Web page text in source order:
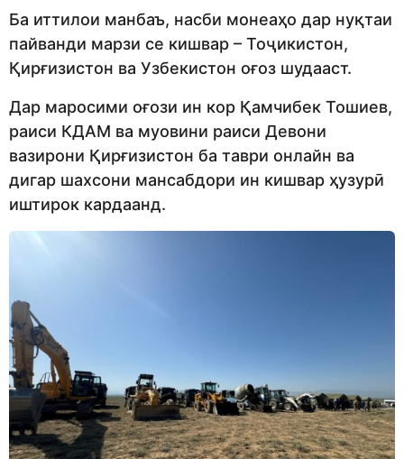
Ба иттилои манбаъ, насби монеаҳо дар нуқтаи
пайванди марзи се кишвар – Тоҷикистон,
Қирғизистон ва Узбекистон оғоз шудааст.
Дар маросими оғози ин кор Қамчибек Тошиев,
раиси КДАМ ва муовини раиси Девони
вазирони Қирғизистон ба таври онлайн ва
дигар шахсони мансабдори ин кишвар ҳузурӣ
иштирок кардаанд.